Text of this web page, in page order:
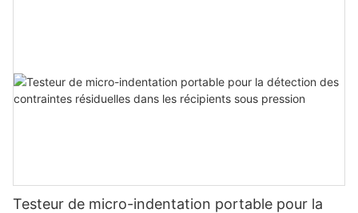
Testeur de micro-indentation portable pour la